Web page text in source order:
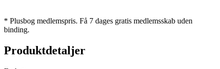
* Plusbog medlemspris. Få 7 dages gratis medlemsskab uden
binding.
Produktdetaljer